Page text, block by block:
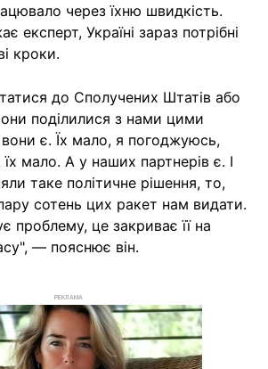
через їхню швидкість.
експерт, Україні зараз потрібні
кроки.
до Сполучених Штатів або
поділилися з нами цими
є. Їх мало, я погоджуюсь,
мало. А у наших партнерів є. І
таке політичне рішення, то,
сотень цих ракет нам видати.
проблему, це закриває її на
— пояснює він.
РЕКЛАМА